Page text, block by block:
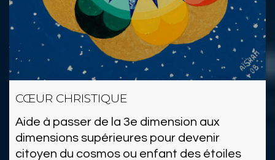
CŒUR CHRISTIQUE
Aide à passer de la 3e dimension aux
dimensions supérieures pour devenir
citoyen du cosmos ou enfant des étoiles